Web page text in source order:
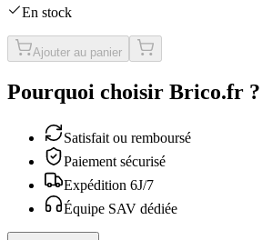
En stock
Ajouter au panier
Pourquoi choisir Brico.fr ?
Satisfait ou remboursé
Paiement sécurisé
Expédition 6J/7
Équipe SAV dédiée